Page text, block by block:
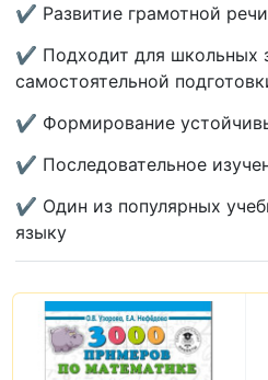
✔ Развитие грамотной
✔ Подходит для школьных
самостоятельной
✔ Формирование
✔ Последовательное
✔ Один из популярных
языку